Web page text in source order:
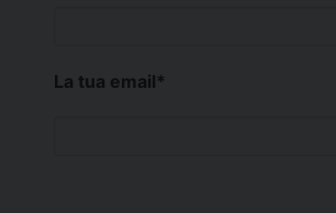
La tua email*